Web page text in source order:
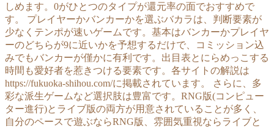
しめます。0がひとつのタイプが還元率の面でおすすめで
す。 プレイヤーかバンカーかを選ぶバカラは、判断要素が
少なくテンポが速いゲームです。基本はバンカーかプレイヤ
ーのどちらが9に近いかを予想するだけで、コミッション込
みでもバンカーが僅かに有利です。出目表とにらめっこする
時間も愛好者を惹きつける要素です。各サイトの解説は
https://fukuoka-shihou.com/に掲載されています。 さらに、多
彩な派生ゲームなど選択肢は豊富です。RNG版(コンピュー
ター進行)とライブ版の両方が用意されていることが多く、
自分のペースで遊ぶならRNG版、雰囲気重視ならライブと